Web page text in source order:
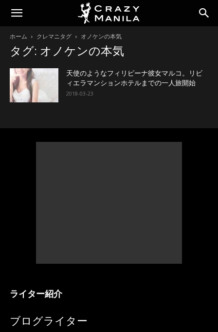
ホーム クレマニタグ オノケンの本気
タグ: オノケンの本気
天使のようなフィリピーナ彼女マルコ。リビ
ィエラマンションホテルまでの一人旅開始
2018-03-23
ライター紹介
ブログライター